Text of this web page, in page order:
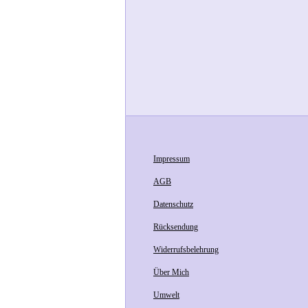
Impressum
AGB
Datenschutz
Rücksendung
Widerrufsbelehrung
Über Mich
Umwelt